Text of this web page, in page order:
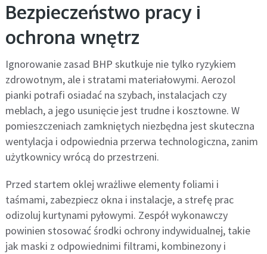
Bezpieczeństwo pracy i
ochrona wnętrz
Ignorowanie zasad BHP skutkuje nie tylko ryzykiem
zdrowotnym, ale i stratami materiałowymi. Aerozol
pianki potrafi osiadać na szybach, instalacjach czy
meblach, a jego usunięcie jest trudne i kosztowne. W
pomieszczeniach zamkniętych niezbędna jest skuteczna
wentylacja i odpowiednia przerwa technologiczna, zanim
użytkownicy wrócą do przestrzeni.
Przed startem oklej wrażliwe elementy foliami i
taśmami, zabezpiecz okna i instalacje, a strefę prac
odizoluj kurtynami pyłowymi. Zespół wykonawczy
powinien stosować środki ochrony indywidualnej, takie
jak maski z odpowiednimi filtrami, kombinezony i